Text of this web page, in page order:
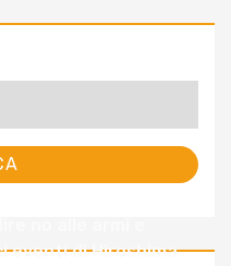
eventi di Hiroshima